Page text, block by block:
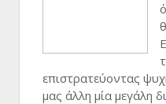
επιστρατεύοντας
μας άλλη μία μεγάλη